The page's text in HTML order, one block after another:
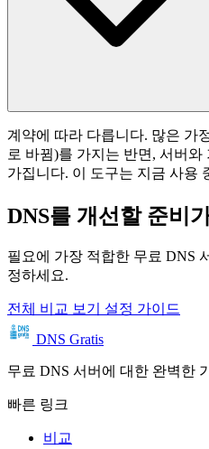
계약에 따라 다릅니다. 많은 가
로 바뀜)를 가지는 반면, 서버
가집니다. 이 도구는 지금 사용
DNS를 개선할 준비
필요에 가장 적합한 무료 DNS
정하세요.
전체 비교 보기 설정 가이드
DNS Gratis
무료 DNS 서버에 대한 완벽한
빠른 링크
비교